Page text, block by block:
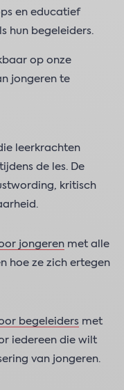
en educatief
hun begeleiders.
op onze
jongeren te
leerkrachten
de les. De
kritisch
jongeren met alle
hoe ze zich ertegen
begeleiders met
iedereen die wilt
van jongeren.